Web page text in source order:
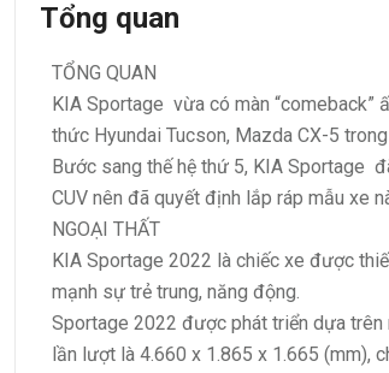
Tổng quan
TỔNG QUAN
KIA Sportage vừa có màn “comeback”
thức Hyundai Tucson, Mazda CX-5
Bước sang thế hệ thứ 5, KIA Sportage
CUV nên đã quyết định lắp ráp mẫu xe
NGOẠI THẤT
KIA Sportage 2022 là chiếc xe được
mạnh sự trẻ trung, năng động.
Sportage 2022 được phát triển dựa trên
lần lượt là 4.660 x 1.865 x 1.665 (mm),